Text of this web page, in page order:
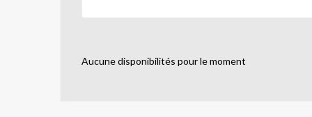
Aucune disponibilités pour le moment